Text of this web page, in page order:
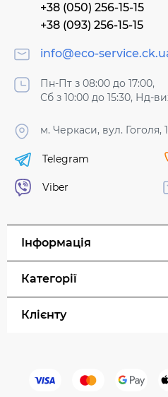
+38 (050) 256-15-15
+38 (093) 256-15-15
info@eco-
Пн-Пт з 08:00 до 17:00,
Сб з 10:00 до 15:30, Нд-
м. Черкаси, вул. Гоголя,
Telegram
Viber
Інформація
Категорії
Клієнту